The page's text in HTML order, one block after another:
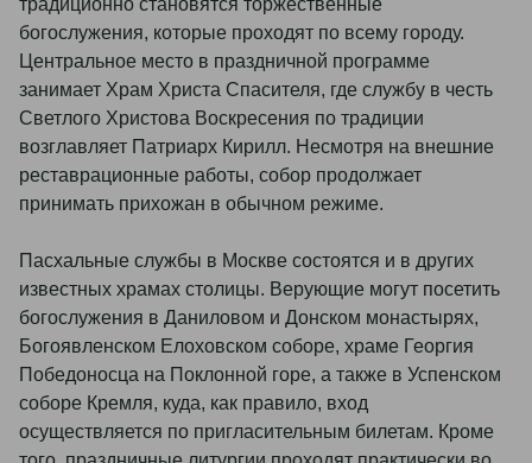
традиционно становятся торжественные
богослужения, которые проходят по всему городу.
Центральное место в праздничной программе
занимает Храм Христа Спасителя, где службу в честь
Светлого Христова Воскресения по традиции
возглавляет Патриарх Кирилл. Несмотря на внешние
реставрационные работы, собор продолжает
принимать прихожан в обычном режиме.
Пасхальные службы в Москве состоятся и в других
известных храмах столицы. Верующие могут посетить
богослужения в Даниловом и Донском монастырях,
Богоявленском Елоховском соборе, храме Георгия
Победоносца на Поклонной горе, а также в Успенском
соборе Кремля, куда, как правило, вход
осуществляется по пригласительным билетам. Кроме